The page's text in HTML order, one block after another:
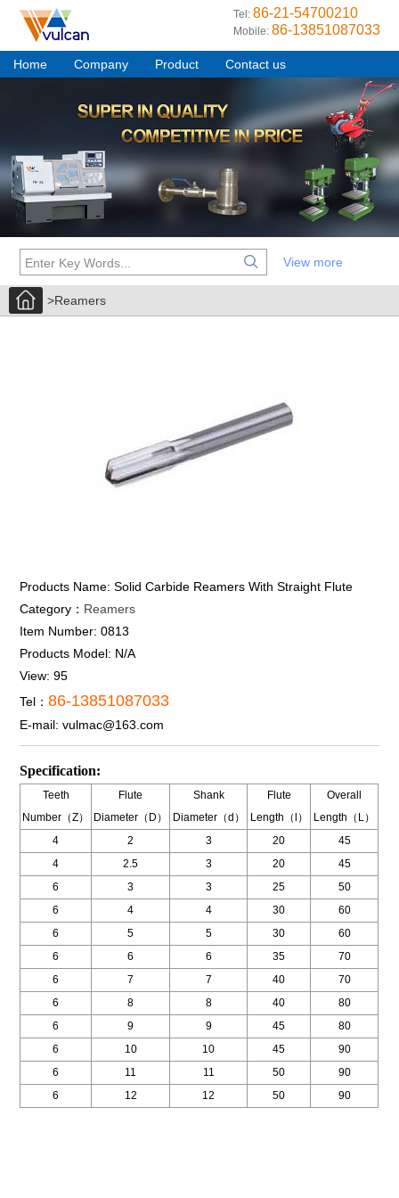
Tel:86-21-54700210
Mobile:86-13851087033
Home Company Product Contact us
View more
>Reamers
Products Name:Solid Carbide Reamers With Straight Flute
Category： Reamers
Item Number:0813
Products Model: N/A
View:95
Tel：86-13851087033
E-mail:vulmac@163.com
Specification:
Teeth
Number（Z）
Flute
Diameter（D）
Shank
Diameter（d）
Flute
Length（l）
Overall
Length（L）
4
2 3 20
45
4
2.5 3 20
45
6
3 3 25
50
6
4 4 30
60
6
5 5 30
60
6
6 6 35
70
6
7 7 40
70
6
8 8 40
80
6
9 9 45
80
6
10 10 45
90
6
11 11 50
90
6
12 12 50 90